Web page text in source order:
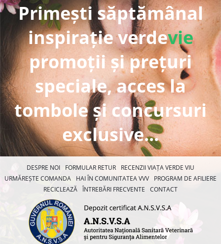
Primești săptămânal
inspirație verdevie
promoții și prețuri
speciale, acces la
tombole și concursuri
exclusive...
DESPRE NOI FORMULAR RETUR
RECENZII VIAȚA VERDE VIU
URMĂREȘTE COMANDA
HAI ÎN COMUNITATEA VVV
PROGRAM DE AFILIERE
RECICLEAZĂ ÎNTREBĂRI FRECVENTE CONTACT